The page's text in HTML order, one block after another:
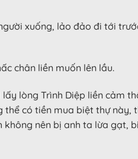
xuống, lảo đảo đi tới
chân liền muốn lên lầu.
lòng Trình Diệp liền cảm
có tiền mua biệt thự này,
nên bị anh ta lừa gạt,